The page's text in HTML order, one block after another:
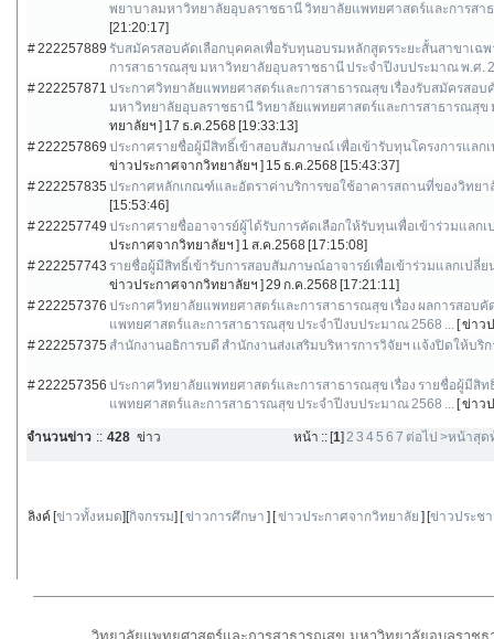
พยาบาลมหาวิทยาลัยอุบลราชธานี วิทยาลัยแพทยศาสตร์และการส
[21:20:17]
# 222257889 รับสมัครสอบคัดเลือกบุคคลเพื่อรับทุนอบรมหลักสูตรระยะสั้นสาขาเ
การสาธารณสุข มหาวิทยาลัยอุบลราชธานี ประจำปีงบประมาณ พ.ศ.
# 222257871 ประกาศวิทยาลัยแพทยศาสตร์และการสาธารณสุข เรื่องรับสมัครสอ
มหาวิทยาลัยอุบลราชธานี วิทยาลัยแพทยศาสตร์และการสาธารณสุ
ทยาลัยฯ ] 17 ธ.ค.2568 [19:33:13]
# 222257869 ประกาศรายชื่อผู้มีสิทธิ์เข้าสอบสัมภาษณ์ เพื่อเข้ารับทุนโครงการแล
ข่าวประกาศจากวิทยาลัยฯ ] 15 ธ.ค.2568 [15:43:37]
# 222257835 ประกาศหลักเกณฑ์และอัตราค่าบริการขอใช้อาคารสถานที่ของวิทย
[15:53:46]
# 222257749 ประกาศรายชื่ออาจารย์ผู้ได้รับการคัดเลือกให้รับทุนเพื่อเข้าร่วมแล
ประกาศจากวิทยาลัยฯ ] 1 ส.ค.2568 [17:15:08]
# 222257743 รายชื่อผู้มีสิทธิ์เข้ารับการสอบสัมภาษณ์อาจารย์เพื่อเข้าร่วมแลกเปลี่
ข่าวประกาศจากวิทยาลัยฯ ] 29 ก.ค.2568 [17:21:11]
# 222257376 ประกาศวิทยาลัยแพทยศาสตร์และการสาธารณสุข เรื่อง ผลการสอบ
แพทยศาสตร์และการสาธารณสุข ประจำปีงบประมาณ 2568 ... [ ข่าว
# 222257375 สำนักงานอธิการบดี สำนักงานส่งเสริมบริหารการวิจัยฯ เเจ้งปิดให้บริ
# 222257356 ประกาศวิทยาลัยแพทยศาสตร์และการสาธารณสุข เรื่อง รายชื่อผู้มีสิ
แพทยศาสตร์และการสาธารณสุข ประจำปีงบประมาณ 2568 ... [ ข่าว
จำนวนข่าว :: 428 ข่าว หน้า :: [1] 2 3 45 6 7 ต่อไป >หน้าสุด
ลิงค์ [ข่าวทั้งหมด][กิจกรรม] [ข่าวการศึกษา ] [ข่าวประกาศจากวิทยาลัย ] [ข่าวประช